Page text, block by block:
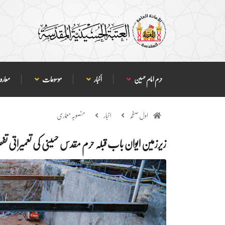
حرم امام حسین أخبار موسوعات
اول صفحہ اخبار منصوبہ معماری
زیرزمین ایوان باب قبلہ حرم مقدس حسینی کی